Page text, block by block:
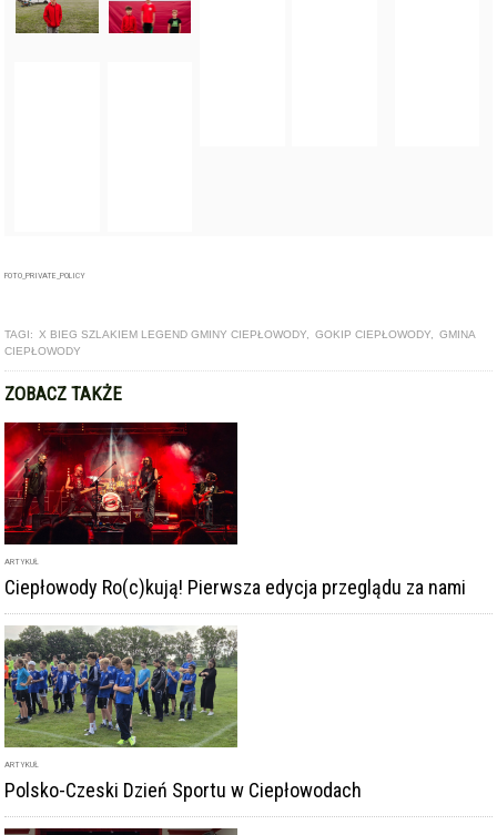
ARTYKUŁ
Ciepłowody Ro(c)kują! Pierwsza edycja przeglądu za nami
ARTYKUŁ
Polsko-Czeski Dzień Sportu w Ciepłowodach
GALERIA